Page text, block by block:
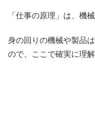
「仕事の原理」は、機
身の回りの機械や製品
ので、ここで確実に理